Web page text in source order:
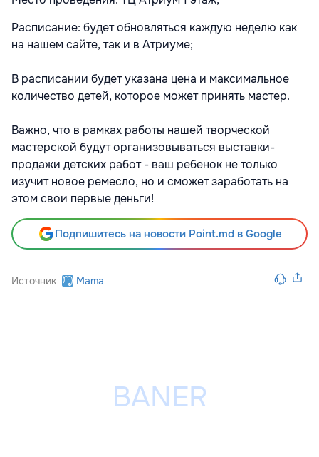
Расписание: будет обновляться каждую неделю как
на нашем сайте, так и в Атриуме;
В расписании будет указана цена и максимальное
количество детей, которое может принять мастер.
Важно, что в рамках работы нашей творческой
мастерской будут организовываться выставки-
продажи детских работ - ваш ребенок не только
изучит новое ремесло, но и сможет заработать на
этом свои первые деньги!
Подпишитесь на новости Point.md в Google
Источник Mama